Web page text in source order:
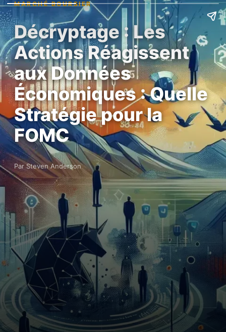
MARCHÉ BOURSIER
Décryptage : Les
Actions Réagissent
aux Données
Économiques : Quelle
Stratégie pour la
FOMC
Par Steven Anderson